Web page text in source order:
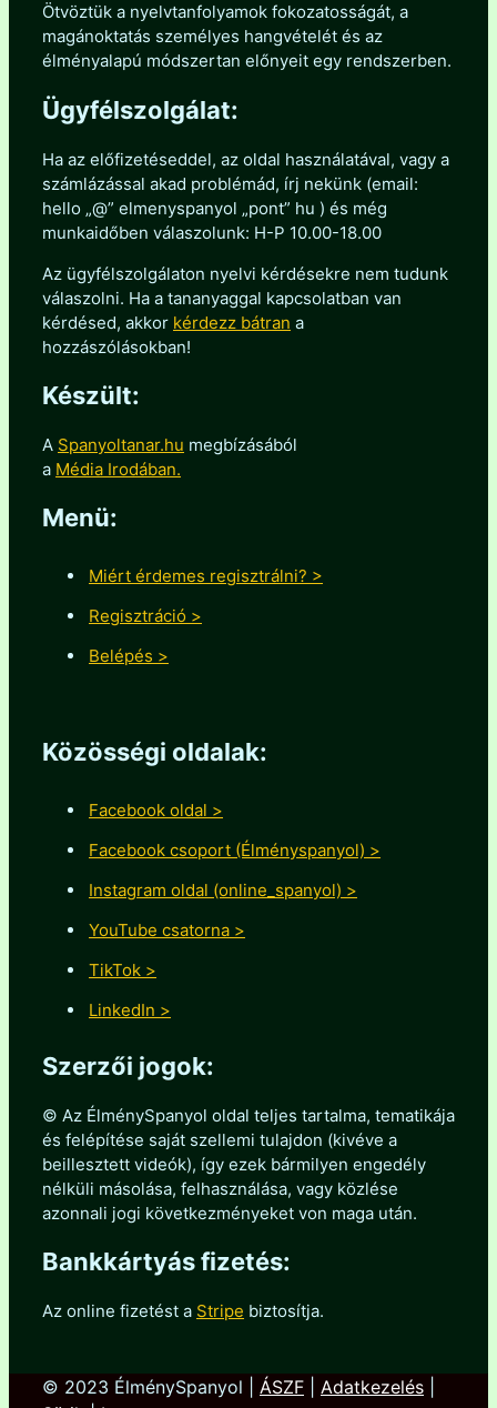
Ötvöztük a nyelvtanfolyamok fokozatosságát, a
magánoktatás személyes hangvételét és az
élményalapú módszertan előnyeit egy rendszerben.
Ügyfélszolgálat:
Ha az előfizetéseddel, az oldal használatával, vagy a
számlázással akad problémád, írj nekünk (email:
hello „@” elmenyspanyol „pont” hu ) és még
munkaidőben válaszolunk: H-P 10.00-18.00
Az ügyfélszolgálaton nyelvi kérdésekre nem tudunk
válaszolni. Ha a tananyaggal kapcsolatban van
kérdésed, akkor kérdezz bátran a
hozzászólásokban!
Készült:
A Spanyoltanar.hu megbízásából
a Média Irodában.
Menü:
Miért érdemes regisztrálni? >
Regisztráció >
Belépés >
Közösségi oldalak:
Facebook oldal >
Facebook csoport (Élményspanyol) >
Instagram oldal (online_spanyol) >
YouTube csatorna >
TikTok >
LinkedIn >
Szerzői jogok:
© Az ÉlménySpanyol oldal teljes tartalma, tematikája
és felépítése saját szellemi tulajdon (kivéve a
beillesztett videók), így ezek bármilyen engedély
nélküli másolása, felhasználása, vagy közlése
azonnali jogi következményeket von maga után.
Bankkártyás fizetés:
Az online fizetést a Stripe biztosítja.
© 2023 ÉlménySpanyol | ÁSZF Adatkezelés